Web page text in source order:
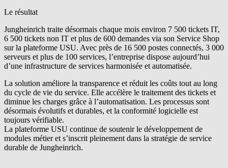
Le résultat
Jungheinrich traite désormais chaque mois environ 7 500 tickets IT,
6 500 tickets non IT et plus de 600 demandes via son Service Shop
sur la plateforme USU. Avec près de 16 500 postes connectés, 3 000
serveurs et plus de 100 services, l’entreprise dispose aujourd’hui
d’une infrastructure de services harmonisée et automatisée.
La solution améliore la transparence et réduit les coûts tout au long
du cycle de vie du service. Elle accélère le traitement des tickets et
diminue les charges grâce à l’automatisation. Les processus sont
désormais évolutifs et durables, et la conformité logicielle est
toujours vérifiable.
La plateforme USU continue de soutenir le développement de
modules métier et s’inscrit pleinement dans la stratégie de service
durable de Jungheinrich.